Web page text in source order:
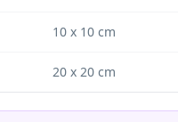
10 x 10 cm
20 x 20 cm